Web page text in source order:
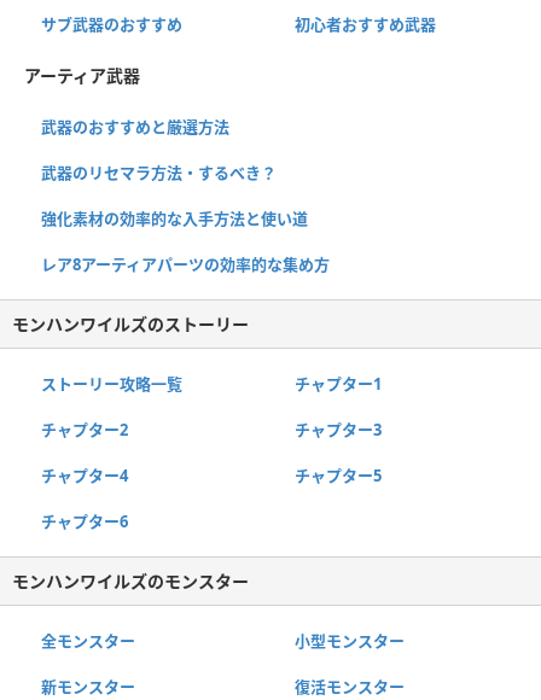
サブ武器のおすすめ 初心者おすすめ武器
アーティア武器
武器のおすすめと厳選方法
武器のリセマラ方法・するべき？
強化素材の効率的な入手方法と使い道
レア8アーティアパーツの効率的な集め方
モンハンワイルズのストーリー
ストーリー攻略一覧 チャプター1
チャプター2 チャプター3
チャプター4 チャプター5
チャプター6
モンハンワイルズのモンスター
全モンスター 小型モンスター
新モンスター 復活モンスター